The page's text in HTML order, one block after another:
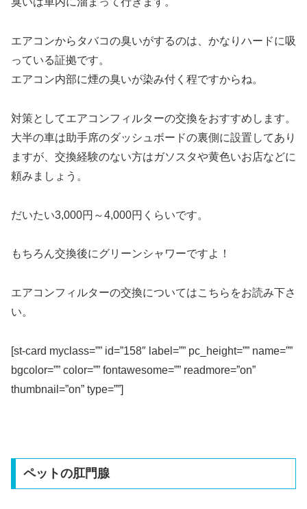
エアコンからタバコの臭いがするのは、かなりハードに吸
っている証拠です。
エアコン内部に煙の臭いが染み付く程ですからね。
対策としてエアコンフィルターの交換をおすすめします。
大半の車は助手席のダッシュボードの裏側に設置してあり
ますが、交換経験のない方はガソスタや黄色いお店などに
頼みましょう。
だいたい3,000円～4,000円くらいです。
もちろん交換後にグリーンシャワーですよ！
エアコンフィルターの交換についてはこちらをお読み下さ
い。
[st-card myclass=”” id=”158″ label=”” pc_height=”” name=””
bgcolor=”” color=”” fontawesome=”” readmore=”on”
thumbnail=”on” type=””]
ペットの肛門腺